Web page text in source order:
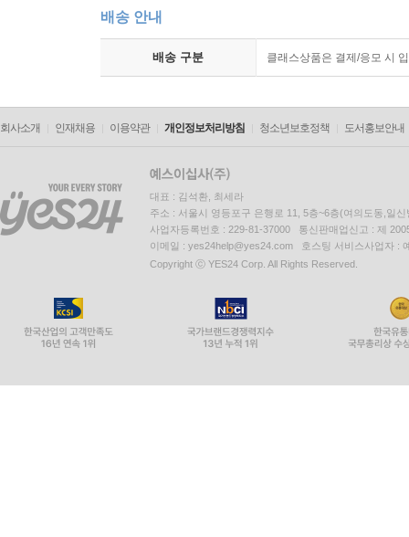
- 장재석(수험생)
배송 안내
배송 구분 클래스상품은 결제/응모 시
회사소개 인재채용 이용약관 개인정보처리방침 청소년보호정책 도서홍보안내
대표 : 김석환, 최세라
주소 : 서울시 영등포구 은행로 11, 5층~6층(여의도동,일신
사업자등록번호 : 229-81-37000 통신판매업신고 : 제
이메일 : yes24help@yes24.com 호스팅 서비스사업자 :
Copyright ⓒ YES24 Corp. All Rights Reserved.